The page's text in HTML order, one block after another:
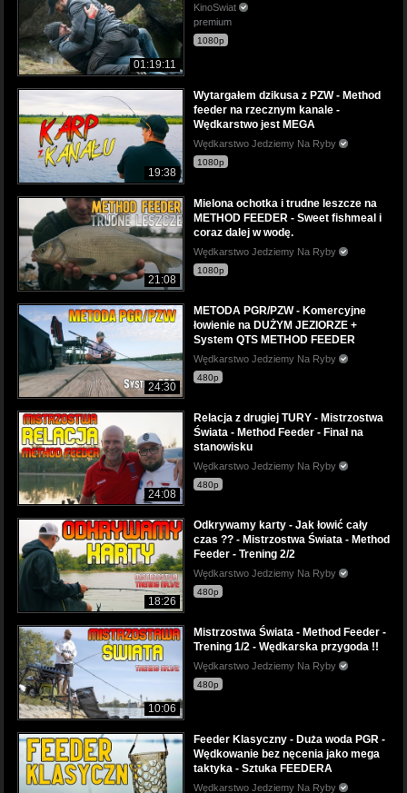
01:19:11
KinoSwiat
premium
1080p
19:38
Wytargałem dzikusa z PZW - Method
feeder na rzecznym kanale -
Wędkarstwo jest MEGA
Wędkarstwo Jedziemy Na Ryby
1080p
21:08
Mielona ochotka i trudne leszcze na
METHOD FEEDER - Sweet fishmeal i
coraz dalej w wodę.
Wędkarstwo Jedziemy Na Ryby
1080p
24:30
METODA PGR/PZW - Komercyjne
łowienie na DUŻYM JEZIORZE +
System QTS METHOD FEEDER
Wędkarstwo Jedziemy Na Ryby
480p
24:08
Relacja z drugiej TURY - Mistrzostwa
Świata - Method Feeder - Finał na
stanowisku
Wędkarstwo Jedziemy Na Ryby
480p
18:26
Odkrywamy karty - Jak łowić cały
czas ?? - Mistrzostwa Świata - Method
Feeder - Trening 2/2
Wędkarstwo Jedziemy Na Ryby
480p
10:06
Mistrzostwa Świata - Method Feeder -
Trening 1/2 - Wędkarska przygoda !!
Wędkarstwo Jedziemy Na Ryby
480p
Feeder Klasyczny - Duża woda PGR -
Wędkowanie bez nęcenia jako mega
taktyka - Sztuka FEEDERA
Wędkarstwo Jedziemy Na Ryby